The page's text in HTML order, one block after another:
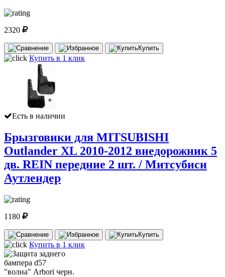
2320
Купить
Купить в 1 клик
Есть в наличии
Брызговики для MITSUBISHI
Outlander XL 2010-2012 внедорожник 5
дв. REIN передние 2 шт. / Митсубиси
Аутлендер
1180
Купить
Купить в 1 клик